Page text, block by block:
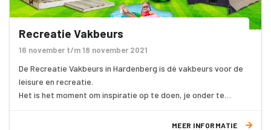
Recreatie Vakbeurs
16 november t/m 18 november 2021
De Recreatie Vakbeurs in Hardenberg is dé vakbeurs voor de
leisure en recreatie.
Het is het moment om inspiratie op te doen, je onder te
sector. Je ziet de nieuwste fysieke producten, diensten en
MEER INFORMATIE